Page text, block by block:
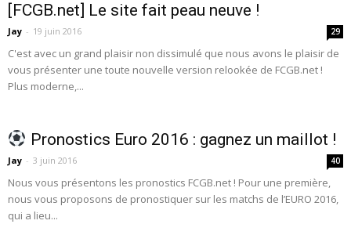
[FCGB.net] Le site fait peau neuve !
Jay - 19 juin 2016 29
C'est avec un grand plaisir non dissimulé que nous avons le plaisir de
vous présenter une toute nouvelle version relookée de FCGB.net !
Plus moderne,...
Pronostics Euro 2016 : gagnez un maillot !
Jay - 3 juin 2016 40
Nous vous présentons les pronostics FCGB.net ! Pour une première,
nous vous proposons de pronostiquer sur les matchs de l’EURO 2016,
qui a lieu...